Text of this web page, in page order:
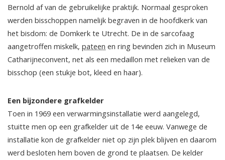
Bernold af van de gebruikelijke praktijk. Normaal gesproken
werden bisschoppen namelijk begraven in de hoofdkerk van
het bisdom: de Domkerk te Utrecht. De in de sarcofaag
aangetroffen miskelk, pateen en ring bevinden zich in Museum
Catharijneconvent, net als een medaillon met relieken van de
bisschop (een stukje bot, kleed en haar).
Een bijzondere grafkelder
Toen in 1969 een verwarmingsinstallatie werd aangelegd,
stuitte men op een grafkelder uit de 14e eeuw. Vanwege de
installatie kon de grafkelder niet op zijn plek blijven en daarom
werd besloten hem boven de grond te plaatsen. De kelder